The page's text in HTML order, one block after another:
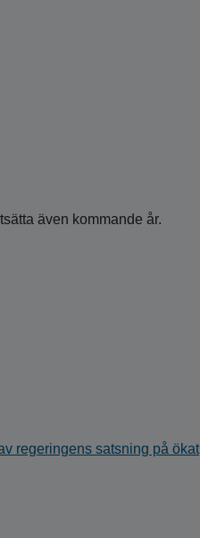
även kommande år.
regeringens satsning på ökat